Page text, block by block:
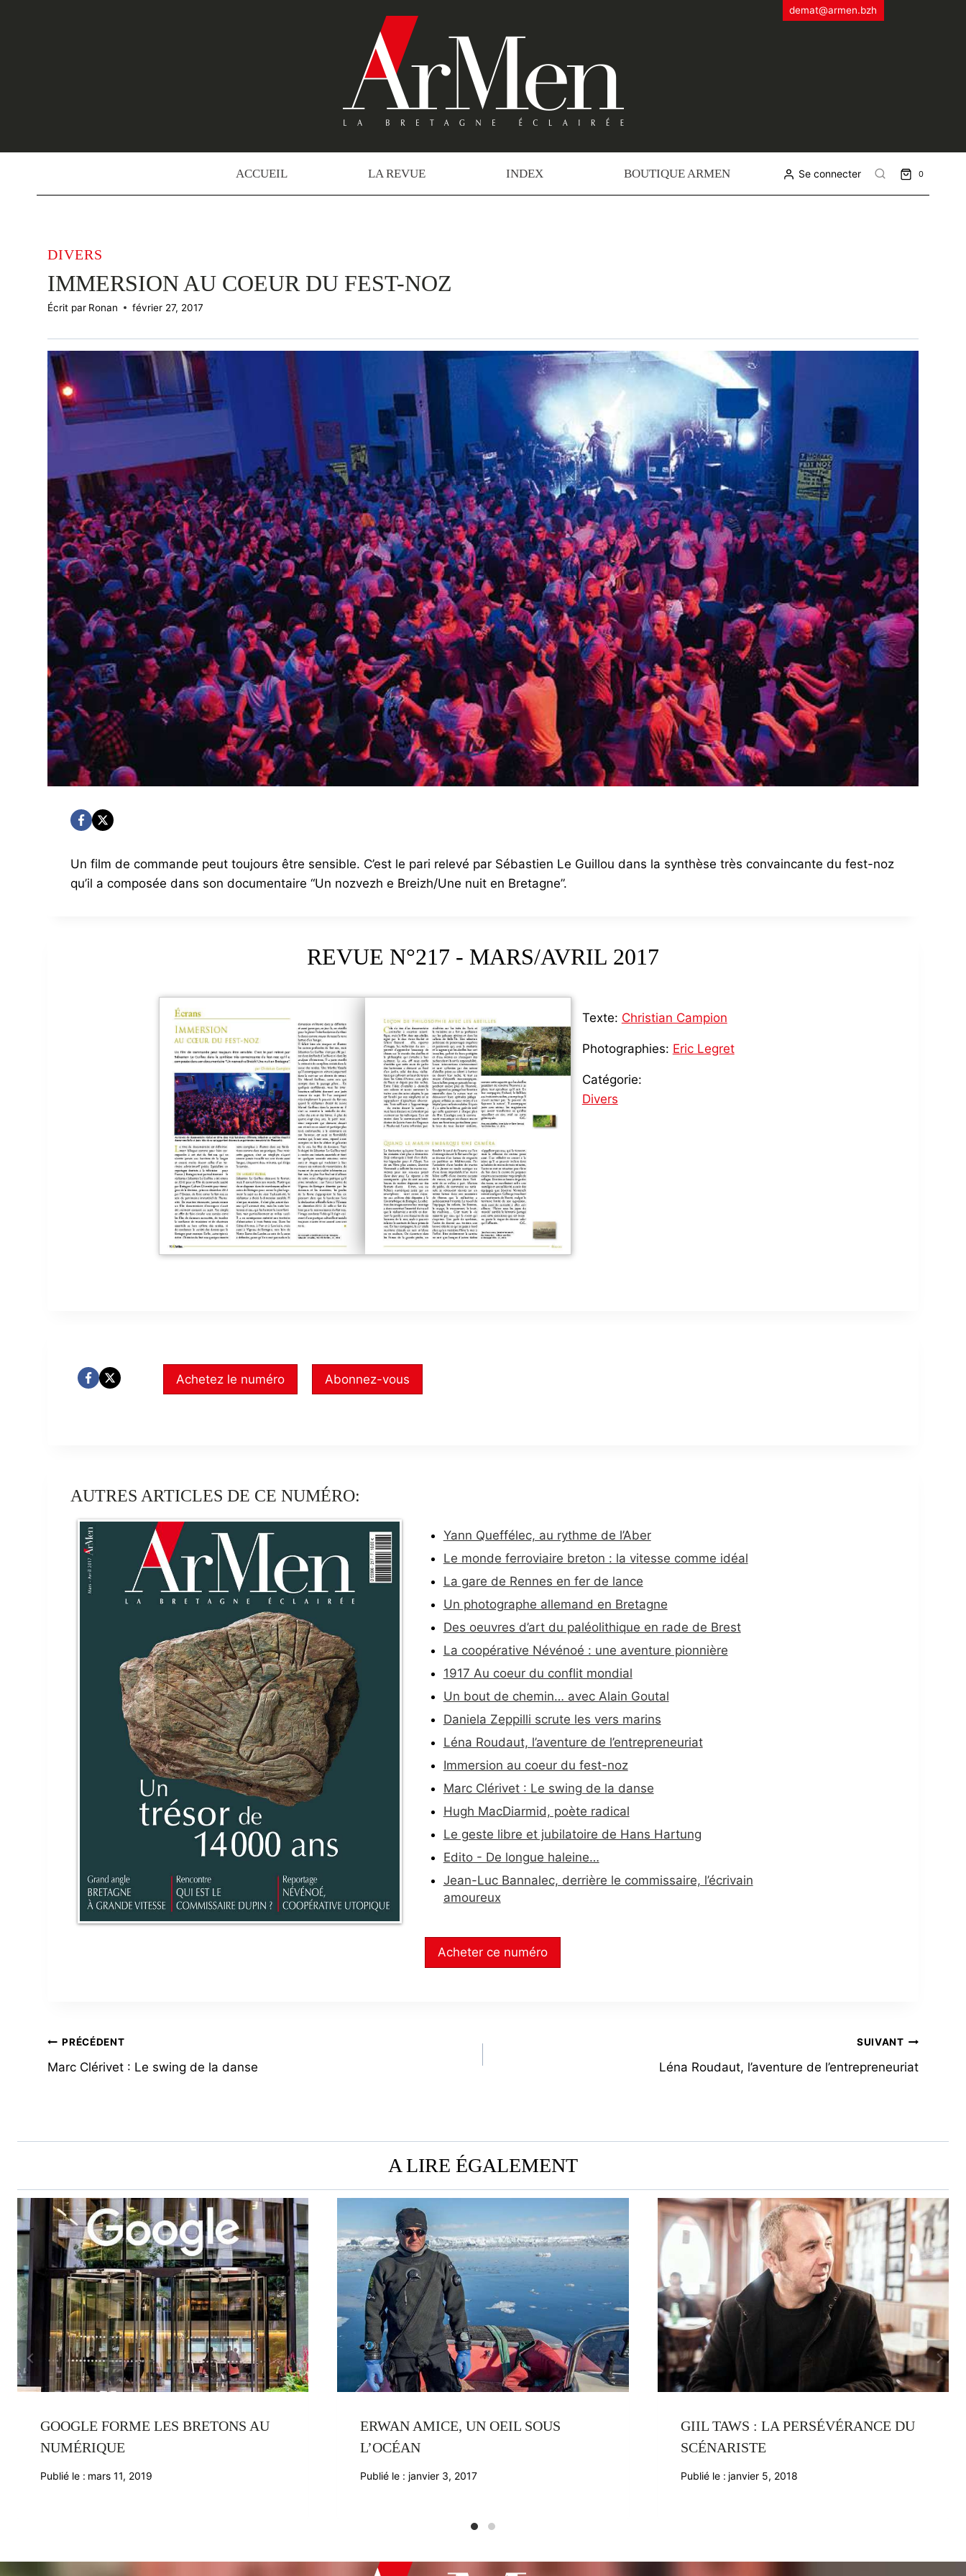
demat@armen.bzh
ACCUEIL LA REVUE INDEX BOUTIQUE ARMEN Se connecter 0
DIVERS
IMMERSION AU COEUR DU FEST-NOZ
Écrit par Ronan février 27, 2017
Un film de commande peut toujours être sensible. C’est le pari relevé par Sébastien Le Guillou dans la synthèse très convaincante du fest-noz
qu’il a composée dans son documentaire “Un nozvezh e Breizh/Une nuit en Bretagne”.
REVUE N°217 - MARS/AVRIL 2017
Texte: Christian Campion
Photographies: Eric Legret
Catégorie:
Divers
Achetez le numéro Abonnez-vous
AUTRES ARTICLES DE CE NUMÉRO:
Yann Queffélec, au rythme de l’Aber
Le monde ferroviaire breton : la vitesse comme idéal
La gare de Rennes en fer de lance
Un photographe allemand en Bretagne
Des oeuvres d’art du paléolithique en rade de Brest
La coopérative Névénoé : une aventure pionnière
1917 Au coeur du conflit mondial
Un bout de chemin… avec Alain Goutal
Daniela Zeppilli scrute les vers marins
Léna Roudaut, l’aventure de l’entrepreneuriat
Immersion au coeur du fest-noz
Marc Clérivet : Le swing de la danse
Hugh MacDiarmid, poète radical
Le geste libre et jubilatoire de Hans Hartung
Edito - De longue haleine…
Jean-Luc Bannalec, derrière le commissaire, l’écrivain
amoureux
Acheter ce numéro
NAVIGATION
DE
PRÉCÉDENT
Marc Clérivet : Le swing de la danse
SUIVANT
Léna Roudaut, l’aventure de l’entrepreneuriat
A LIRE ÉGALEMENT
GOOGLE FORME LES BRETONS AU
NUMÉRIQUE
Publié le : mars 11, 2019
ERWAN AMICE, UN OEIL SOUS
L’OCÉAN
Publié le : janvier 3, 2017
GIIL TAWS : LA PERSÉVÉRANCE DU
SCÉNARISTE
Publié le : janvier 5, 2018